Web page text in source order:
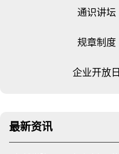
通识讲坛
规章制度
企业开放日
最新资讯